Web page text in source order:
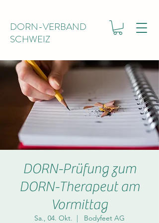
DORN-VERBAND
SCHWEIZ
DORN-Prüfung zum
DORN-Therapeut am
Vormittag
Sa., 04. Okt.
  |
Bodyfeet AG